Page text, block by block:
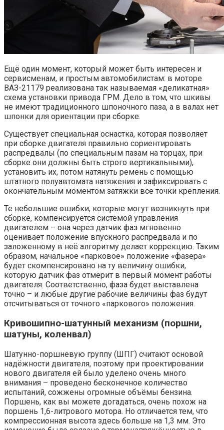
Ещё один момент, который может быть интересен и
сервисменам, и простым автомобилистам: в моторе
ВАЗ-21179 реализована так называемая «деликатная»
схема установки привода ГРМ. Дело в том, что шкивы
не имеют традиционного шпоночного паза, а в валах нет
шпонки для ориентации при сборке.
Существует специальная оснастка, которая позволяет
при сборке двигателя правильно сориентировать
распредвалы (по специальным пазам на торцах, при
сборке они должны быть строго вертикальными),
установить их, потом натянуть ремень с помощью
штатного полуавтомата натяжения и зафиксировать с
окончательным моментом затяжки все точки крепления.
Те небольшие ошибки, которые могут возникнуть при
сборке, компенсируется системой управления
двигателем – она через датчик фаз мгновенно
оценивает положение впускного распредвала и по
заложенному в неё алгоритму делает коррекцию. Таким
образом, начальное «парковое» положение «фазера»
будет скомпенсировано на ту величину ошибки,
которую датчик фаз отмерит в первый момент работы
двигателя. Соответственно, фаза будет выставлена
точно – и любые другие рабочие величины фаз будут
отсчитываться от точного «паркового» положения.
Кривошипно-шатунный механизм (поршни,
шатуны, коленвал)
Шатунно-поршневую группу (ШПГ) считают основой
надёжности двигателя, поэтому при проектировании
нового двигателя ей было уделено очень много
внимания – проведено бесконечное количество
испытаний, сожжены огромные объёмы бензина.
Поршень, как вы можете догадаться, очень похож на
поршень 1,6-литрового мотора. Но отличается тем, что
компрессионная высота здесь больше на 1,3 мм. Это